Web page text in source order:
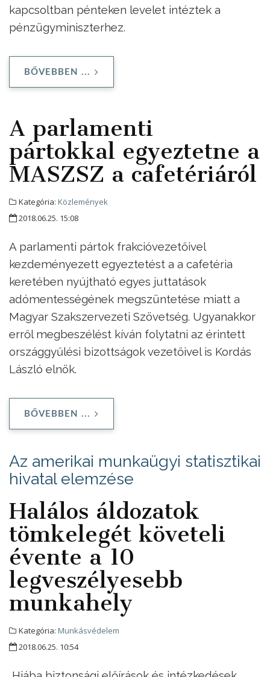
kapcsoltban pénteken levelet intéztek a
pénzügyminiszterhez.
BŐVEBBEN ...
A parlamenti
pártokkal egyeztetne a
MASZSZ a cafetériáról
Kategória: Közlemények
2018.06.25. 15:08
A parlamenti pártok frakcióvezetőivel
kezdeményezett egyeztetést a a cafetéria
keretében nyújtható egyes juttatások
adómentességének megszüntetése miatt a
Magyar Szakszervezeti Szövetség. Ugyanakkor
erről megbeszélést kíván folytatni az érintett
országgyűlési bizottságok vezetőivel is Kordás
László elnök.
BŐVEBBEN ...
Az amerikai munkaügyi statisztikai
hivatal elemzése
Halálos áldozatok
tömkelegét követeli
évente a 10
legveszélyesebb
munkahely
Kategória: Munkásvédelem
2018.06.25. 10:54